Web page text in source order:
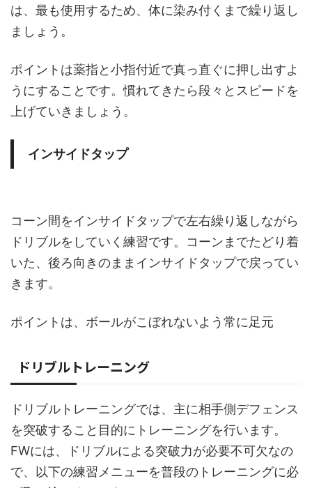
は、最も使用するため、体に染み付くまで繰り返し
ましょう。
ポイントは薬指と小指付近で真っ直ぐに押し出すよ
うにすることです。慣れてきたら段々とスピードを
上げていきましょう。
インサイドタップ
コーン間をインサイドタップで左右繰り返しながら
ドリブルをしていく練習です。コーンまでたどり着
いた、後ろ向きのままインサイドタップで戻ってい
きます。
ポイントは、ボールがこぼれないよう常に足元
ドリブルトレーニング
ドリブルトレーニングでは、主に相手側デフェンス
を突破すること目的にトレーニングを行います。
FWには、ドリブルによる突破力が必要不可欠なの
で、以下の練習メニューを普段のトレーニングに必